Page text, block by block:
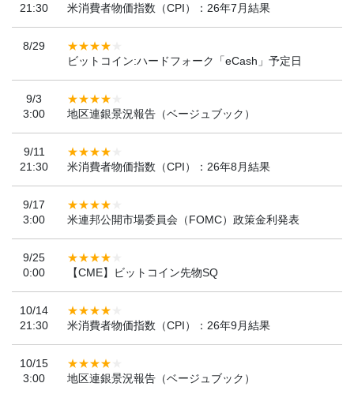
21:30
米消費者物価指数（CPI）：26年7月結果
8/29
ビットコイン:ハードフォーク「eCash」予定日
9/3
3:00
地区連銀景況報告（ベージュブック）
9/11
21:30
米消費者物価指数（CPI）：26年8月結果
9/17
3:00
米連邦公開市場委員会（FOMC）政策金利発表
9/25
0:00
【CME】ビットコイン先物SQ
10/14
21:30
米消費者物価指数（CPI）：26年9月結果
10/15
3:00
地区連銀景況報告（ベージュブック）